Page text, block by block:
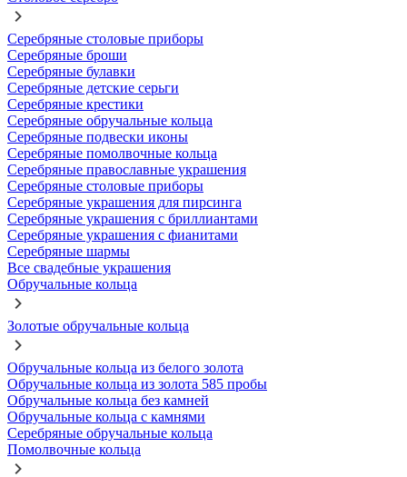
Серебряные столовые приборы
Серебряные броши
Серебряные булавки
Серебряные детские серьги
Серебряные крестики
Серебряные обручальные кольца
Серебряные подвески иконы
Серебряные помолвочные кольца
Серебряные православные украшения
Серебряные столовые приборы
Серебряные украшения для пирсинга
Серебряные украшения с бриллиантами
Серебряные украшения с фианитами
Серебряные шармы
Все свадебные украшения
Обручальные кольца
Золотые обручальные кольца
Обручальные кольца из белого золота
Обручальные кольца из золота 585 пробы
Обручальные кольца без камней
Обручальные кольца с камнями
Серебряные обручальные кольца
Помолвочные кольца